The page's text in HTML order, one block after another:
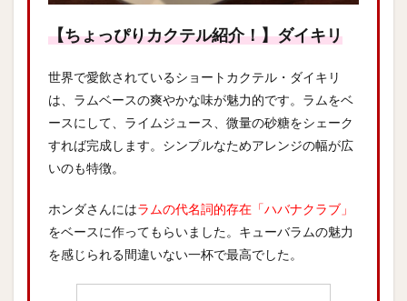
【ちょっぴりカクテル紹介！】ダイキリ
世界で愛飲されているショートカクテル・ダイキリ
は、ラムベースの爽やかな味が魅力的です。ラムをベ
ースにして、ライムジュース、微量の砂糖をシェーク
すれば完成します。シンプルなためアレンジの幅が広
いのも特徴。
ホンダさんにはラムの代名詞的存在「ハバナクラブ」
をベースに作ってもらいました。キューバラムの魅力
を感じられる間違いない一杯で最高でした。